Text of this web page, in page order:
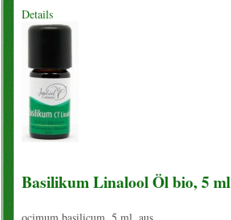
Details
Basilikum Linalool Öl bio, 5 ml